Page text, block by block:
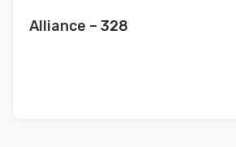
Alliance – 328